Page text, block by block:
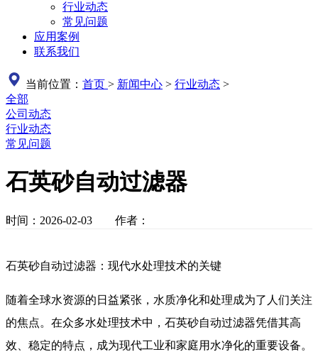
行业动态
常见问题
应用案例
联系我们
当前位置： 首页 > 新闻中心 > 行业动态 >
全部
公司动态
行业动态
常见问题
石英砂自动过滤器
时间：2026-02-03 作者：
石英砂自动过滤器：现代水处理技术的关键
随着全球水资源的日益紧张，水质净化和处理成为了人们关注
的焦点。在众多水处理技术中，石英砂自动过滤器凭借其高
效、稳定的特点，成为现代工业和家庭用水净化的重要设备。